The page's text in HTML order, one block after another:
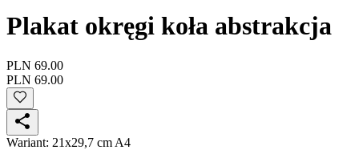
Plakat okręgi koła abstrakcja
PLN 69.00
PLN 69.00
Wariant: 21x29,7 cm A4